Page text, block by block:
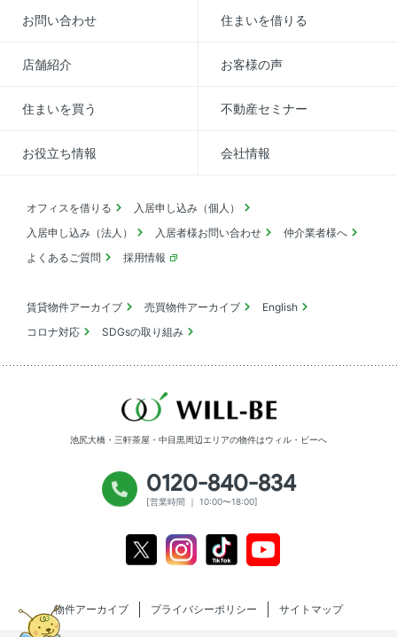
お問い合わせ 住まいを借りる
店舗紹介 お客様の声
住まいを買う 不動産セミナー
お役立ち情報 会社情報
オフィスを借りる
入居申し込み（個人）
入居申し込み（法人）
入居者様お問い合わせ
仲介業者様へ
よくあるご質問
採用情報
賃貸物件アーカイブ 売買物件アーカイブ
English
コロナ対応
SDGsの取り組み
池尻大橋・三軒茶屋・中目黒周辺エリアの物件はウィル・ビーへ
0120-840-834
[営業時間 ｜ 10:00〜18:00]
Instagram Tiktok
物件アーカイブ プライバシーポリシー サイトマップ